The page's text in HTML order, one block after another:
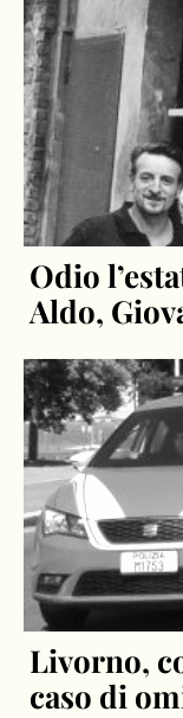
Odio
Aldo,
Livorno,
caso di